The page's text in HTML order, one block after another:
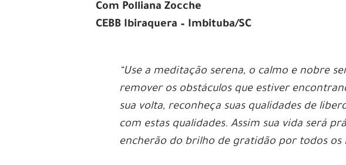
Com Polliana Zocche
CEBB Ibiraquera – Imbituba/SC
“Use a meditação serena, o calmo e nobre
remover os obstáculos que estiver
sua volta, reconheça suas qualidades de
com estas qualidades. Assim sua vida será
encherão do brilho de gratidão por todos os